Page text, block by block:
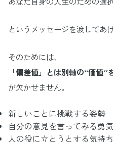
というメッセージを渡してあ
そのためには、
「偏差値」とは別軸の“価値
が欠かせません。
新しいことに挑戦する姿勢
自分の意見を言ってみる勇気
人の役に立とうとする気持ち